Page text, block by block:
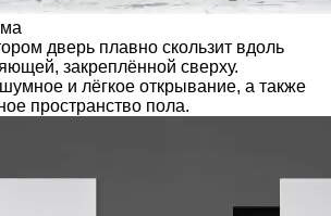
дверь плавно скользит вдоль
закреплённой сверху.
и лёгкое открывание, а также
пространство пола.